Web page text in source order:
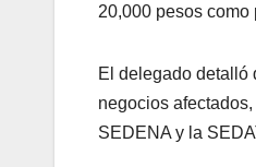
20,000 pesos
El delegado detalló
negocios
SEDENA y la